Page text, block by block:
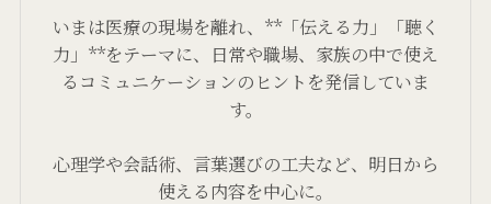
いまは医療の現場を離れ、**「伝える力」「聴く
力」**をテーマに、日常や職場、家族の中で使え
るコミュニケーションのヒントを発信していま
す。
心理学や会話術、言葉選びの工夫など、明日から
使える内容を中心に。